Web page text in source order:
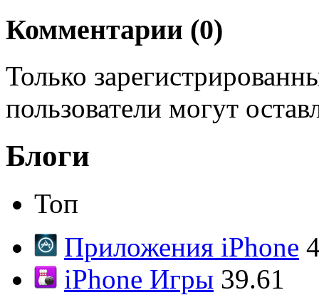
Комментарии (0)
Только
пользователи могут
Блоги
Топ
Приложения iPhone
iPhone Игры 39.61